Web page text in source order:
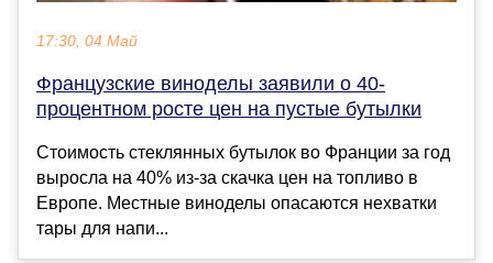
17:30, 04 Май
Французские виноделы заявили о 40-
процентном росте цен на пустые бутылки
Стоимость стеклянных бутылок во Франции за год
выросла на 40% из-за скачка цен на топливо в
Европе. Местные виноделы опасаются нехватки
тары для напи...